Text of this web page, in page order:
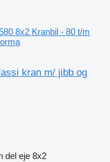
8x2 Kranbil - 80 t/m
kran m/ jibb og
del eje 8x2